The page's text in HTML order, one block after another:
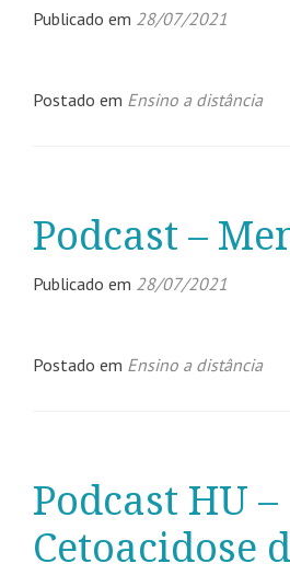
Publicado em 28/07/2021
Postado em Ensino a distância
Podcast –
Publicado em 28/07/2021
Postado em Ensino a distância
Podcast HU –
Cetoacidose